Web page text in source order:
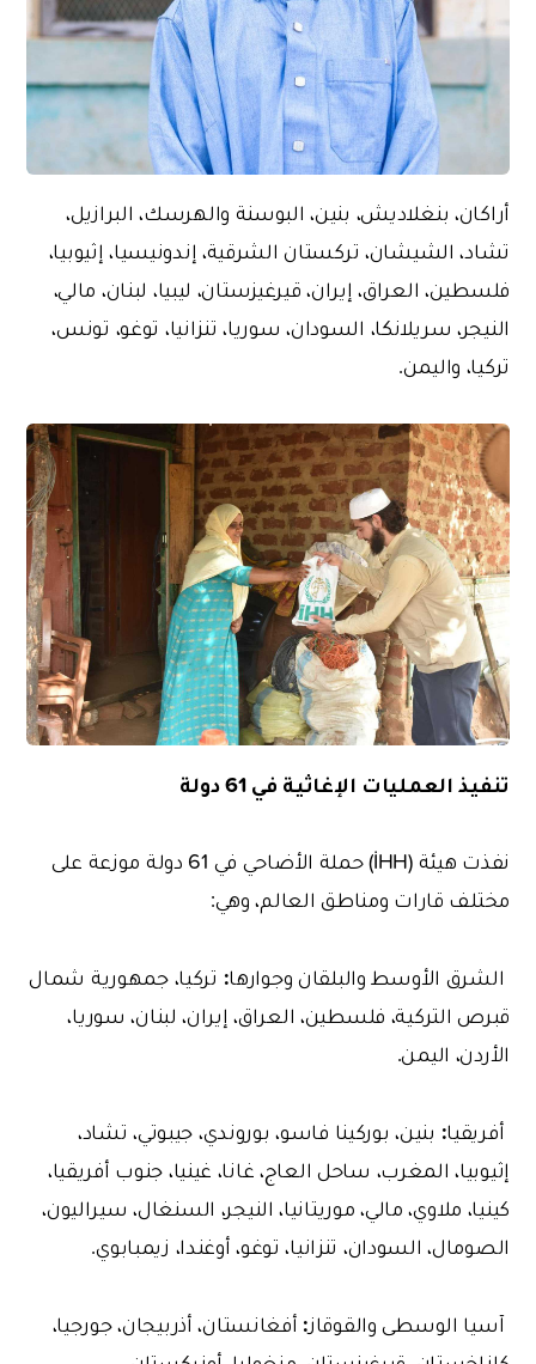
أراكان، بنغلاديش، بنين، البوسنة والهرسك، البرازيل،
تشاد، الشيشان، تركستان الشرقية، إندونيسيا، إثيوبيا،
فلسطين، العراق، إيران، قيرغيزستان، ليبيا، لبنان، مالي،
النيجر، سريلانكا، السودان، سوريا، تنزانيا، توغو، تونس،
تركيا، واليمن.
تنفيذ العمليات الإغاثية في 61 دولة
نفذت هيئة (İHH) حملة الأضاحي في 61 دولة موزعة على
مختلف قارات ومناطق العالم، وهي:
الشرق الأوسط والبلقان وجوارها: تركيا، جمهورية شمال
قبرص التركية، فلسطين، العراق، إيران، لبنان، سوريا،
الأردن، اليمن.
أفريقيا: بنين، بوركينا فاسو، بوروندي، جيبوتي، تشاد،
إثيوبيا، المغرب، ساحل العاج، غانا، غينيا، جنوب أفريقيا،
كينيا، ملاوي، مالي، موريتانيا، النيجر، السنغال، سيراليون،
الصومال، السودان، تنزانيا، توغو، أوغندا، زيمبابوي.
آسيا الوسطى والقوقاز: أفغانستان، أذربيجان، جورجيا،